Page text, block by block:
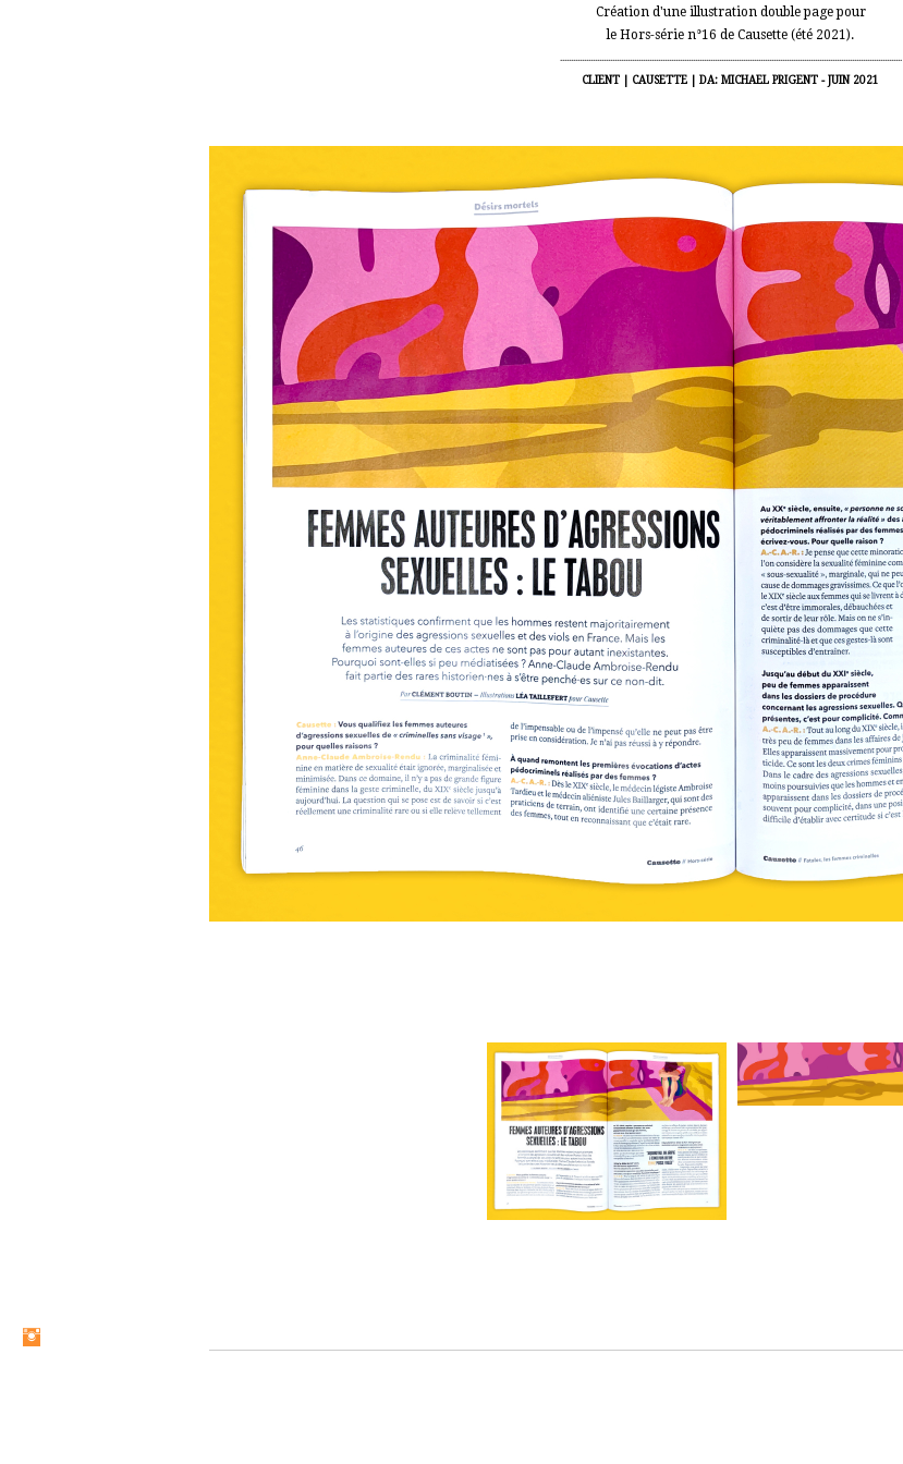
Création d'une illustration double page pour
le Hors-série n°16 de Causette (été 2021).
.............................................................................................................................................................
CLIENT | CAUSETTE | DA: MICHAEL PRIGENT - JUIN 2021